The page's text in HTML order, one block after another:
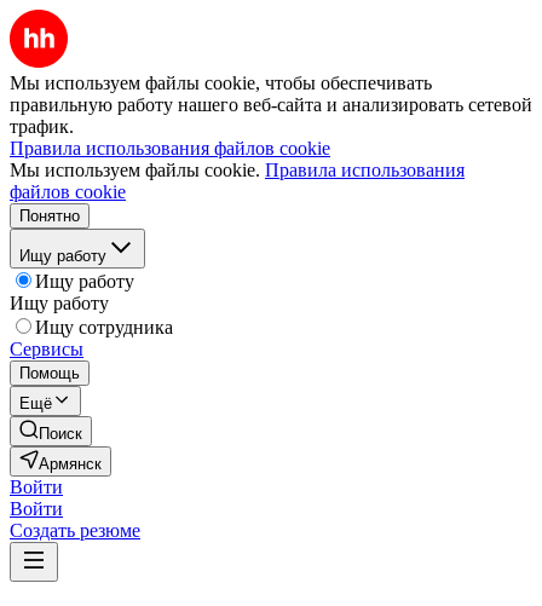
Мы используем файлы cookie, чтобы обеспечивать
правильную работу нашего веб-сайта и анализировать сетевой
трафик.
Правила использования файлов cookie
Мы используем файлы cookie. Правила использования
файлов cookie
Понятно
Ищу работу
Ищу работу
Ищу работу
Ищу сотрудника
Сервисы
Помощь
Ещё
Поиск
Армянск
Войти
Войти
Создать резюме